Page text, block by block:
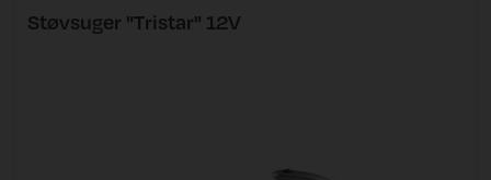
Støvsuger "Tristar" 12V